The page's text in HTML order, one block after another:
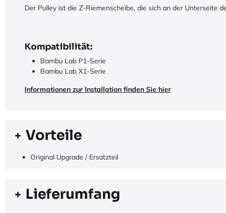
Der Pulley ist die Z-Riemenscheibe, die sich an der Unterseite
Kompatibilität:
Bambu Lab P1-Serie
Bambu Lab X1-Serie
Informationen zur Installation finden Sie hier
Vorteile
Original Upgrade / Ersatzteil
Lieferumfang